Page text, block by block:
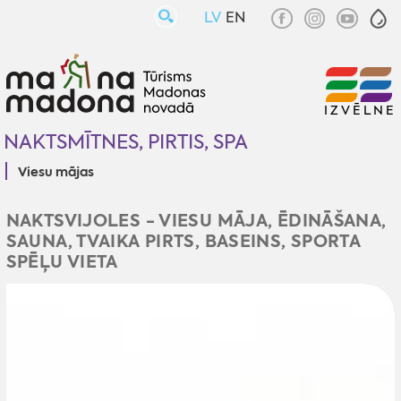
LV EN
NAKTSMĪTNES, PIRTIS, SPA
Viesu mājas
IZVĒLNE
NAKTSVIJOLES - VIESU MĀJA, ĒDINĀŠANA,
SAUNA, TVAIKA PIRTS, BASEINS, SPORTA
SPĒĻU VIETA